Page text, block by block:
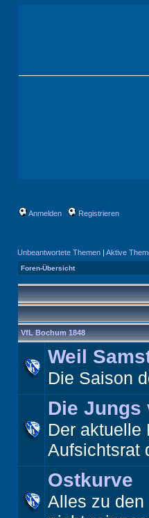
Anmelden Registrieren
Unbeantwortete Themen | Aktive
Foren-Übersicht
VfL Bochum 1848
Weil
Die Saison
Die Jungs
Der aktuelle
Aufsichtsrat
Ostkurve
Alles zu den